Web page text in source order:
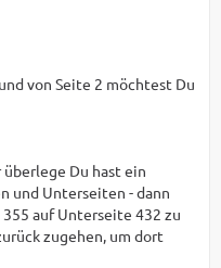
von Seite 2 möchtest Du
Du hast ein
und Unterseiten - dann
auf Unterseite 432 zu
zugehen, um dort